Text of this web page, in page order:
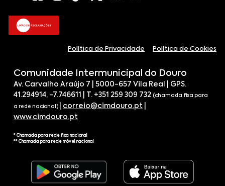
Política de Privacidade Política de Cookies
Comunidade Intermunicipal do Douro
Av. Carvalho Araújo 7 | 5000-657 Vila Real | GPS.
41.294914, -7.746611 | T. +351 259 309 732 (chamada fixa para
a rede nacional) correio@cimdouro.pt
www.cimdouro.pt
* Chamada para rede fixa nacional
** Chamada para rede móvel nacional